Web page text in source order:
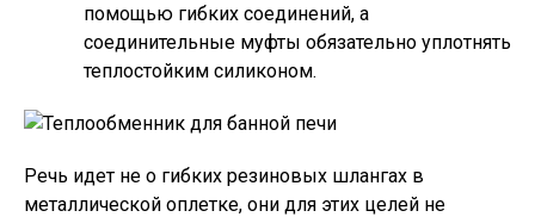
помощью гибких соединений, а
соединительные муфты обязательно уплотнять
теплостойким силиконом.
Речь идет не о гибких резиновых шлангах в
металлической оплетке, они для этих целей не